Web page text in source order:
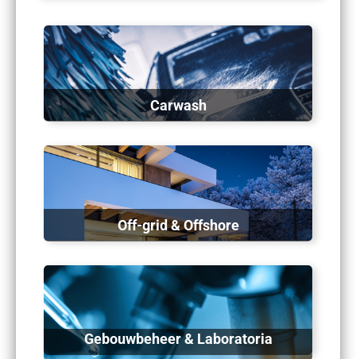
Carwash
Off-grid & Offshore
Gebouwbeheer & Laboratoria